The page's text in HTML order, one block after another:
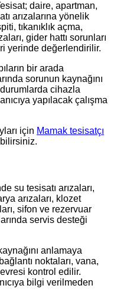
daire, apartman,
arızalarına yönelik
tıkanıklık açma,
gider hattı sorunları
yerinde değerlendirilir.
bir arada
sorunun kaynağını
cihazla
yapılacak çalışma
için Mamak tesisatçı
su tesisatı arızaları,
arızaları, klozet
sifon ve rezervuar
servis desteği
anlamaya
noktaları, vana,
kontrol edilir.
bilgi verilmeden